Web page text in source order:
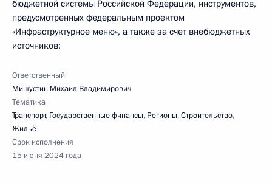
бюджетной системы Российской Федерации, инструментов,
предусмотренных федеральным проектом
«Инфраструктурное меню», а также за счет внебюджетных
источников;
Ответственный
Мишустин Михаил Владимирович
Тематика
Транспорт, Государственные финансы, Регионы,Строительство,
Жильё
Срок исполнения
15 июня 2024 года